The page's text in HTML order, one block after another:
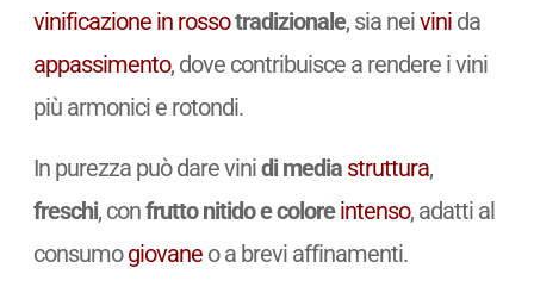
vinificazione in rossotradizionale, sia neivinida
appassimento, dove contribuisce a rendere i vini
più armonici e rotondi.
In purezza può dare vinidi media struttura,
freschi, confrutto nitido e coloreintenso, adatti al
consumogiovaneo a brevi affinamenti.